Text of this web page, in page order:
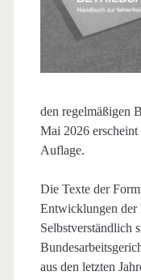
den regelmäßigen
Mai 2026 erscheint
Auflage.
Die Texte der
Entwicklungen der
Selbstverständlich
aus den letzten